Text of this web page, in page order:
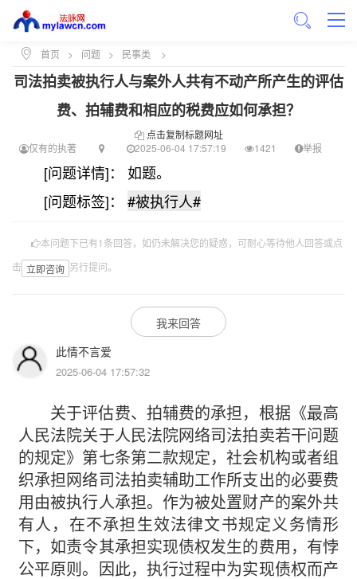
首页 > 问题 > 民事类 >
司法拍卖被执行人与案外人共有不动产所产生的评估
费、拍辅费和相应的税费应如何承担？
点击复制标题网址
仅有的执著
2025-06-04 17:57:19 1421 举报
[问题详情]： 如题。
[问题标签]： #被执行人#
本问题下已有1条回答，如仍未解决您的疑惑，可耐心等待他人回答或点
击 立即咨询 另行提问。
我来回答
此情不言爱
2025-06-04 17:57:32
关于评估费、拍辅费的承担，根据《最高
人民法院关于人民法院网络司法拍卖若干问题
的规定》第七条第二款规定，社会机构或者组
织承担网络司法拍卖辅助工作所支出的必要费
用由被执行人承担。作为被处置财产的案外共
有人，在不承担生效法律文书规定义务情形
下，如责令其承担实现债权发生的费用，有悖
公平原则。因此，执行过程中为实现债权而产